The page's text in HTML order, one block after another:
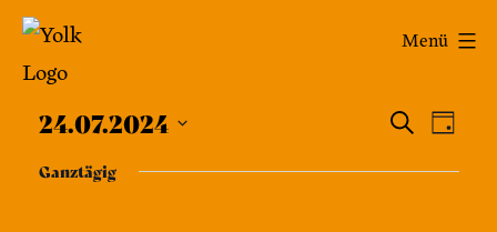
Zum
springen
Yolk
-
Das
Menü
SucheTag
24.07.2024
wählen.
Ganztägig